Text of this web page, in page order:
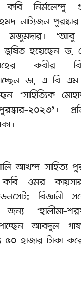
নির্মলেন্দু
নাট্যজন
মজুমদার।
ভূষিত হয়েছেন ড.
কবীর
ডা. এ বি
‘সাহিত্যিক
২০২৩’।
আখন্দ সাহিত্য
কবি ওমর
বিজ্ঞানী
‘হালীমা-
আবদুল
৫০ হাজার টাকা